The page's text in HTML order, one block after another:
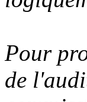
Pour
de